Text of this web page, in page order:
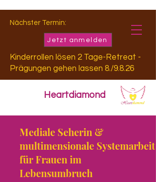
Nächster Termin:
Jetzt anmelden
Kinderrollen lösen 2 Tage-Retreat -
Prägungen gehen lassen 8./9.8.26
Heartdiamond
Mediale Seherin &
multimensionale Systemarbeit
für Frauen im
Lebensumbruch